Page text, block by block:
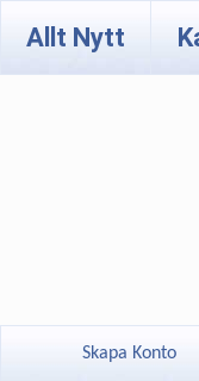
Allt Nytt
Skapa Konto